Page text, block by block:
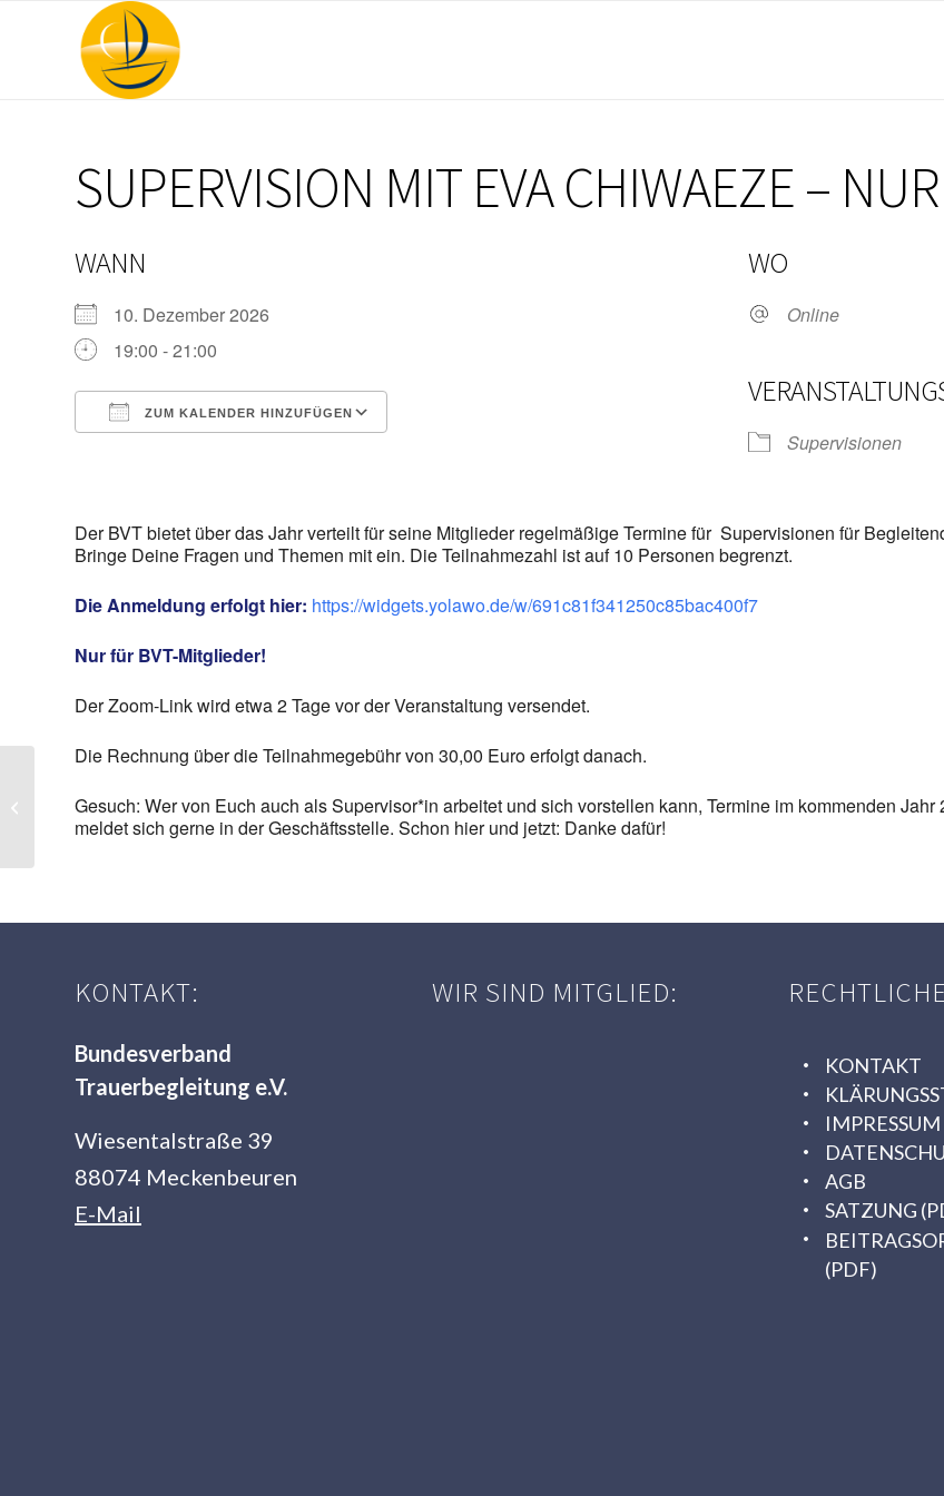
SUPERVISION MIT EVA CHIWAEZE –
WANN
10. Dezember 2026
19:00 - 21:00
ZUM KALENDER HINZUFÜGEN
iCalendar
WO
Online
Supervisionen
Der BVT bietet über das Jahr verteilt für seine Mitglieder regelmäßige Termine für Supervisionen für
Bringe Deine Fragen und Themen mit ein. Die Teilnahmezahl ist auf 10 Personen begrenzt.
Die Anmeldung erfolgt hier: https://widgets.yolawo.de/w/691c81f341250c85bac400f7
Nur für BVT-Mitglieder!
Der Zoom-Link wird etwa 2 Tage vor der Veranstaltung versendet.
Die Rechnung über die Teilnahmegebühr von 30,00 Euro erfolgt danach.
Gesuch: Wer von Euch auch als Supervisor*in arbeitet und sich vorstellen kann, Termine im kommenden
meldet sich gerne in der Geschäftsstelle. Schon hier und jetzt: Danke dafür!
KONTAKT:
Bundesverband
Trauerbegleitung e.V.
Wiesentalstraße 39
88074 Meckenbeuren
E-Mail
WIR SIND MITGLIED:
KONTAKT
IMPRESSUM
AGB
SATZUNG
(PDF)
BVT-Mitglieder